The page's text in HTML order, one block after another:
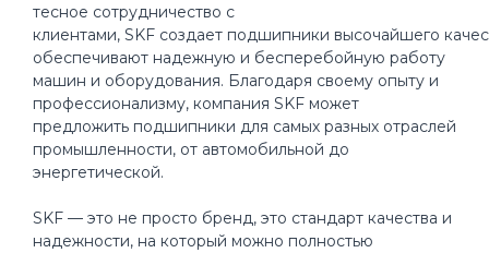
тесное сотрудничество с
клиентами, SKF создает подшипники высочайшего
обеспечивают надежную и бесперебойную работу
машин и оборудования. Благодаря своему опыту и
профессионализму, компания SKF может
предложить подшипники для самых разных отраслей
промышленности, от автомобильной до
энергетической.
SKF — это не просто бренд, это стандарт качества и
надежности, на который можно полностью